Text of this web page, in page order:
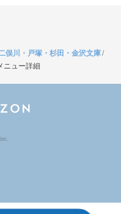
俣川・戸塚・杉田・金沢文庫/
ニュー詳細